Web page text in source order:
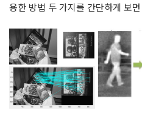
용한 방법 두 가지를 간단하게 보면